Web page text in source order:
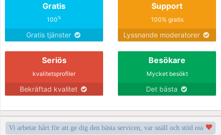
Gratis
100%
Gratis tjänster
Support
100% gratis
Lyssnande moderatorer
Seriös
kvalitetsprofiler
Bekräftad kvalitet
Besökare
Mycket besökt
Det bästa
Vi arbetar hårt för att ge dig den bästa servicen, var snäll och stöd oss